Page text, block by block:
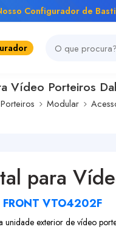
Configurador de
Vídeo Porteiros
Modular
para
FRONT VTO4202F
unidade exterior de vídeo